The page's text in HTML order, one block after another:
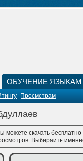
ОБУЧЕНИЕ ЯЗЫКАМ
Просмотрам
можете скачать
Выбирайте